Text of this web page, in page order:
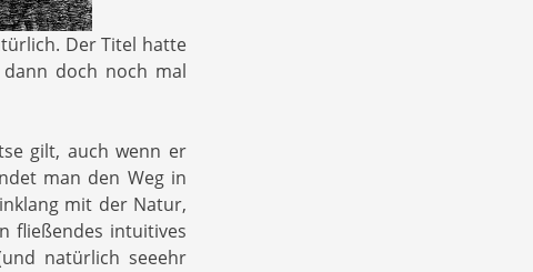
Der Titel hatte
doch noch mal
gilt, auch wenn er
man den Weg in
mit der Natur,
fließendes intuitives
natürlich seeehr